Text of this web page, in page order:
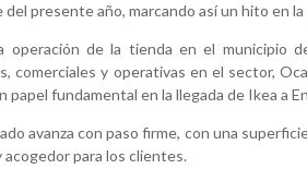
presente año, marcando así un hito en la
operación de la tienda en el municipio
comerciales y operativas en el sector,
fundamental en la llegada de Ikea a
avanza con paso firme, con una
para los clientes.